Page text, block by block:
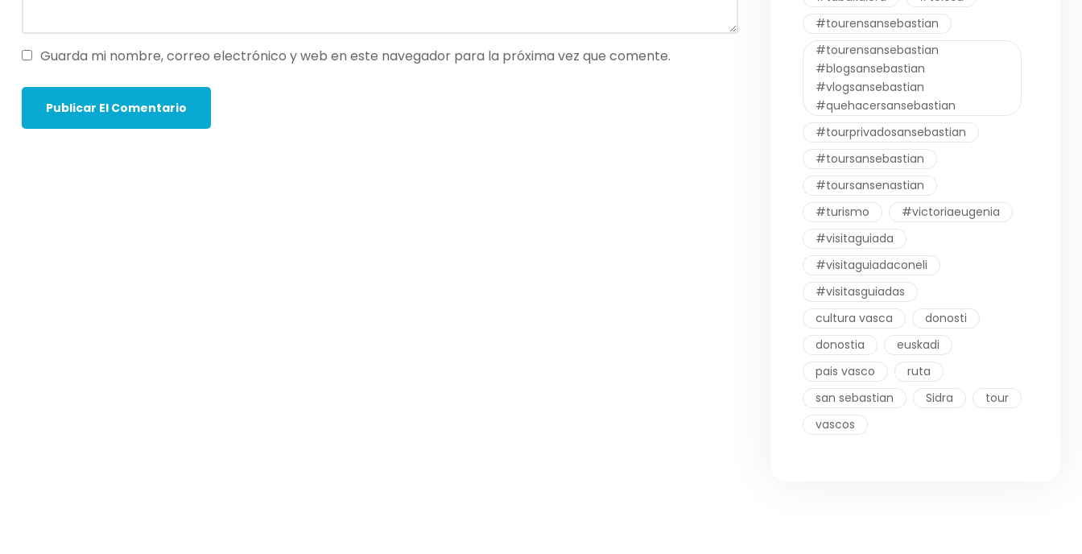
Guarda mi nombre, correo electrónico y web en este navegador para la próxima vez que comente.
#tourensansebastian
#tourensansebastian
#blogsansebastian
#vlogsansebastian
#quehacersansebastian
#tourprivadosansebastian
#toursansebastian
#toursansenastian
#turismo
#victoriaeugenia
#visitaguiada
#visitaguiadaconeli
#visitasguiadas
cultura vasca
donosti
donostia
euskadi
pais vasco
ruta
san sebastian
Sidra
tour
vascos